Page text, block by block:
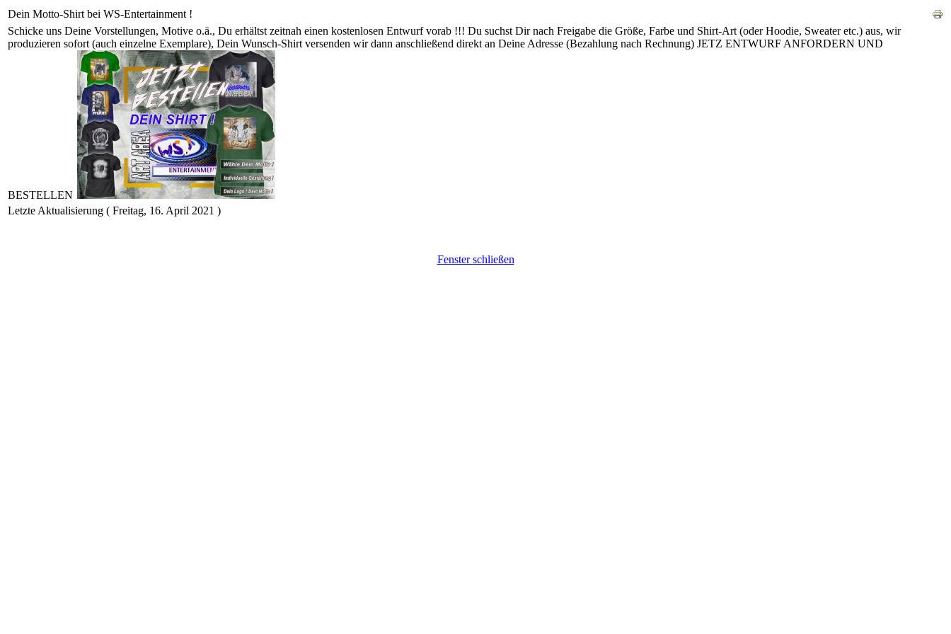
Dein Motto-Shirt bei WS-Entertainment !
Schicke uns Deine Vorstellungen, Motive o.ä., Du erhältst zeitnah einen kostenlosen Entwurf vorab !!! Du suchst Dir nach Freigabe die Größe, Farbe und Shirt-Art (oder Hoodie, Sweater etc.) aus, wir
produzieren sofort (auch einzelne Exemplare), Dein Wunsch-Shirt versenden wir dann anschließend direkt an Deine Adresse (Bezahlung nach Rechnung) JETZ ENTWURF ANFORDERN UND
BESTELLEN
Letzte Aktualisierung ( Freitag, 16. April 2021 )
Fenster schließen